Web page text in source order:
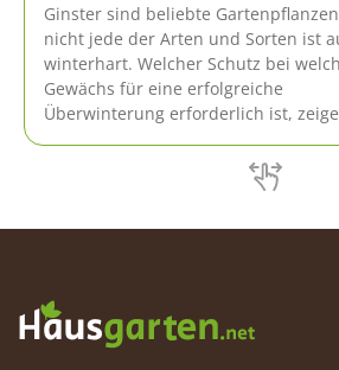
Ginster sind beliebte
nicht jede der Arten und Sorten ist
winterhart. Welcher Schutz bei
Gewächs für eine erfolgreiche
Überwinterung erforderlich ist,